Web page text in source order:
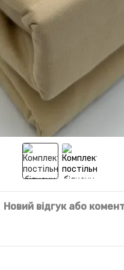
Новий відгук або